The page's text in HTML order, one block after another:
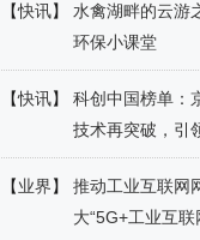
【快讯】
水禽湖畔的云游
环保小课堂
【快讯】
科创中国榜单：
技术再突破，引
【业界】
推动工业互联网
大“5G+工业互联